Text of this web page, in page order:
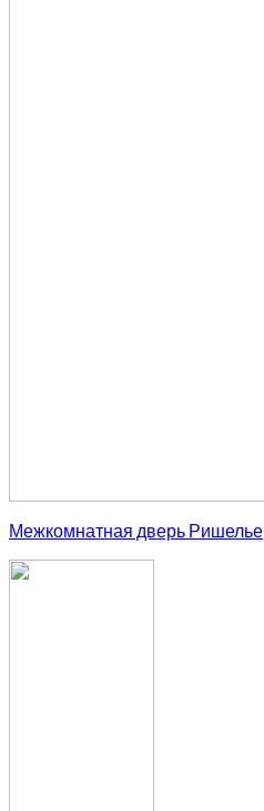
Межкомнатная дверь Ришелье